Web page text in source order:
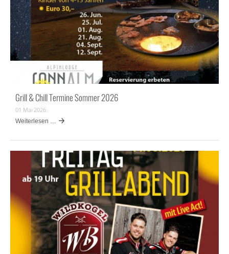
Grill & Chill Termine Sommer 2026
01 Mai 2026
Weiterlesen …